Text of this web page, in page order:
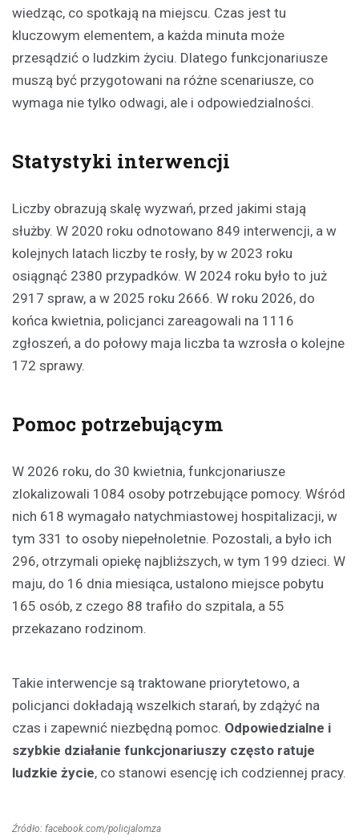
wiedząc, co spotkają na miejscu. Czas jest tu
kluczowym elementem, a każda minuta może
przesądzić o ludzkim życiu. Dlatego funkcjonariusze
muszą być przygotowani na różne scenariusze, co
wymaga nie tylko odwagi, ale i odpowiedzialności.
Statystyki interwencji
Liczby obrazują skalę wyzwań, przed jakimi stają
służby. W 2020 roku odnotowano 849 interwencji, a w
kolejnych latach liczby te rosły, by w 2023 roku
osiągnąć 2380 przypadków. W 2024 roku było to już
2917 spraw, a w 2025 roku 2666. W roku 2026, do
końca kwietnia, policjanci zareagowali na 1116
zgłoszeń, a do połowy maja liczba ta wzrosła o kolejne
172 sprawy.
Pomoc potrzebującym
W 2026 roku, do 30 kwietnia, funkcjonariusze
zlokalizowali 1084 osoby potrzebujące pomocy. Wśród
nich 618 wymagało natychmiastowej hospitalizacji, w
tym 331 to osoby niepełnoletnie. Pozostali, a było ich
296, otrzymali opiekę najbliższych, w tym 199 dzieci. W
maju, do 16 dnia miesiąca, ustalono miejsce pobytu
165 osób, z czego 88 trafiło do szpitala, a 55
przekazano rodzinom.
Takie interwencje są traktowane priorytetowo, a
policjanci dokładają wszelkich starań, by zdążyć na
czas i zapewnić niezbędną pomoc. Odpowiedzialne i
szybkie działanie funkcjonariuszy często ratuje
ludzkie życie, co stanowi esencję ich codziennej pracy.
Źródło: facebook.com/policjalomza